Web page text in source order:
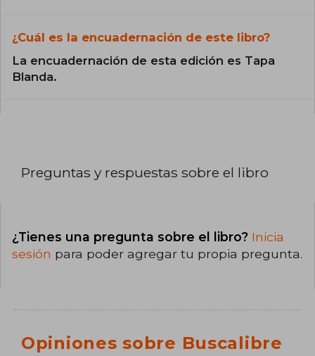
¿Cuál es la encuadernación de este libro?
La encuadernación de esta edición es Tapa
Blanda.
Preguntas y respuestas sobre el libro
¿Tienes una pregunta sobre el libro? Inicia
sesión para poder agregar tu propia pregunta.
Opiniones sobre Buscalibre